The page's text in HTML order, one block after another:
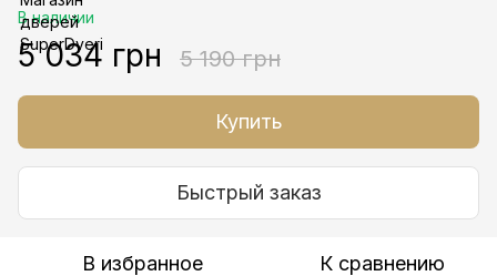
В наличии
5 034 грн 5 190 грн
Купить
Быстрый заказ
В избранное К сравнению